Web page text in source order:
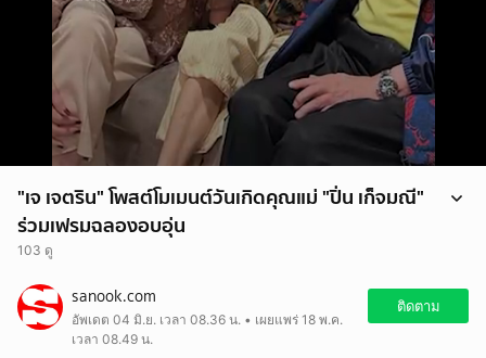
"เจ เจตริน" โพสต์โมเมนต์วันเกิดคุณแม่ "ปิ่น เก็จมณี"
ร่วมเฟรมฉลองอบอุ่น
103 ดู
กลายเป็นโมเมนต์ดีต่อใจที่ทำเอาแฟนคลับยิ้มตามกันทั้งโซเชียล เมื่ออดีต
สามีภรรยา "เจ เจตริน" และ "ปิ่น เก็จมณี" กลับมารวมตัวร่วมเฟรมกันอีก
ครั้งในวันสำคัญ เพื่อเฉลิมฉลองวันเกิดให้กับคุณแม่ของหนุ่มเจ หรือคุณย่า
สุดที่รักของหลานๆ
sanook.com
อัพเดต 04 มิ.ย. เวลา 08.36 น. • เผยแพร่ 18 พ.ค.
เวลา 08.49 น.
ติดตาม